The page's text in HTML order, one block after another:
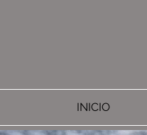
INICIO